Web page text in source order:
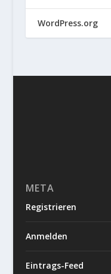
WordPress.org
META
Registrieren
Anmelden
Eintrags-Feed